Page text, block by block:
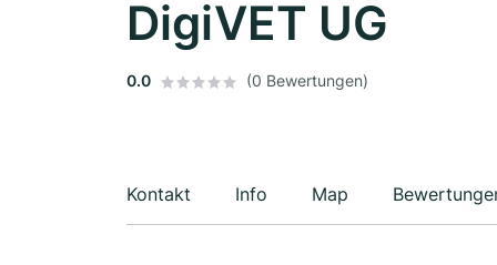
DigiVET UG
0.0 (0 Bewertungen)
Kontakt Info Map